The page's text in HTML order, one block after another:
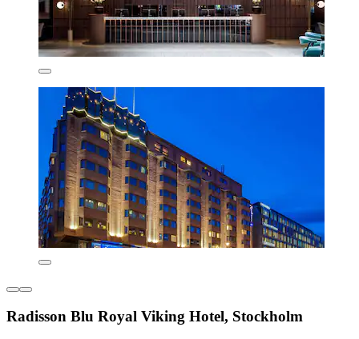
Radisson Blu Royal Viking Hotel, Stockholm